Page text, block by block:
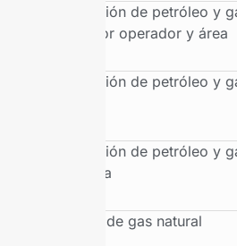
Producción de petróleo y
diaria por operador y área
Producción de petróleo y
Producción de petróleo y
provincia
Balance de gas natural